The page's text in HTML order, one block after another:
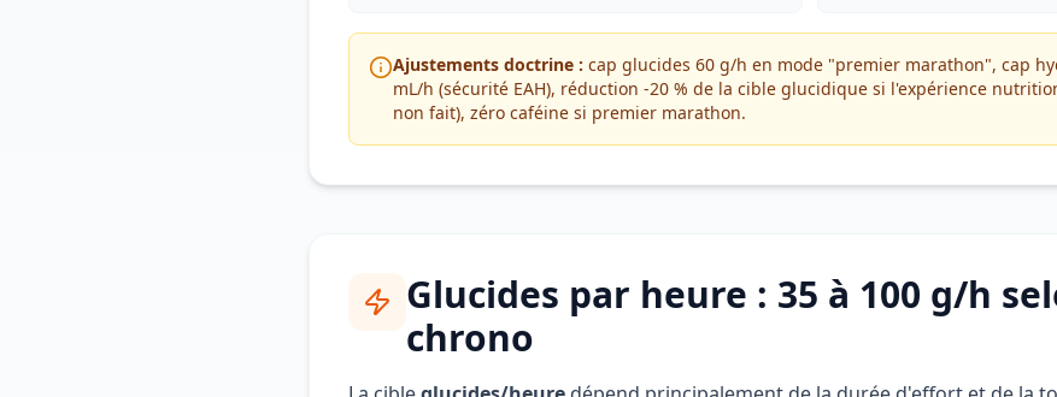
Ajustements doctrine : cap glucides 60 g/h en mode "premier marathon", cap
mL/h (sécurité EAH), réduction -20 % de la cible glucidique si l'expérience
non fait), zéro caféine si premier marathon.
Glucides par heure : 35 à 100 g/h
chrono